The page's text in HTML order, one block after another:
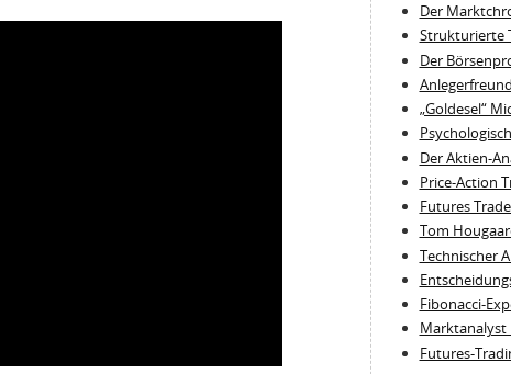
Der
Strukturierte
Der
„Goldesel“
Der Aktien-
Price-Action
Futures
Tom
Technischer
Fibonacci-
Marktanalyst
Futures-